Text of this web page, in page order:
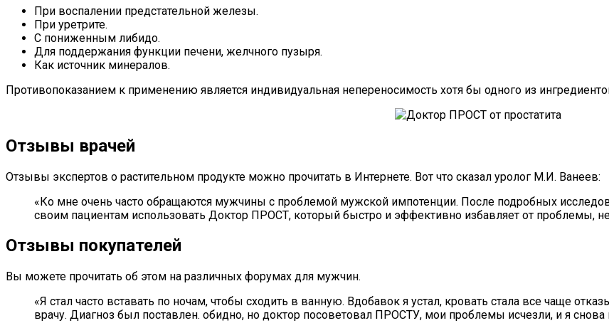
При воспалении предстательной железы.
При уретрите.
С пониженным либидо.
Для поддержания функции печени, желчного пузыря.
Как источник минералов.
Противопоказанием к применению является индивидуальная непереносимость хотя бы одного из
Отзывы врачей
Отзывы экспертов о растительном продукте можно прочитать в Интернете. Вот что сказал уролог М.И. Ванеев:
«Ко мне очень часто обращаются мужчины с проблемой мужской импотенции. После подробных
своим пациентам использовать Доктор ПРОСТ, который быстро и эффективно избавляет от проблемы, не
Отзывы покупателей
Вы можете прочитать об этом на различных форумах для мужчин.
«Я стал часто вставать по ночам, чтобы сходить в ванную. Вдобавок я устал, кровать стала все чаще
врачу. Диагноз был поставлен. обидно, но доктор посоветовал ПРОСТУ, мои проблемы исчезли, и я снова